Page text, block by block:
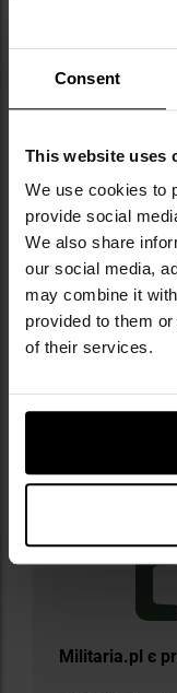
Consent
This website uses
We use cookies to
provide social
We also share
our social media,
may combine it
provided to them
of their services.
нержавіюча
облицювання
відкривання
шпенька та
Додаткові
Інформація
Militaria.pl є